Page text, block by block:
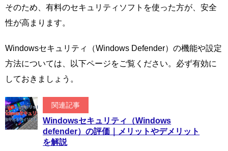
そのため、有料のセキュリティソフトを使った方が、安全
性が高まります。
Windowsセキュリティ（Windows Defender）の機能や設定
方法については、以下ページをご覧ください。必ず有効に
しておきましょう。
関連記事
Windowsセキュリティ（Windows
defender）の評価｜メリットやデメリット
を解説